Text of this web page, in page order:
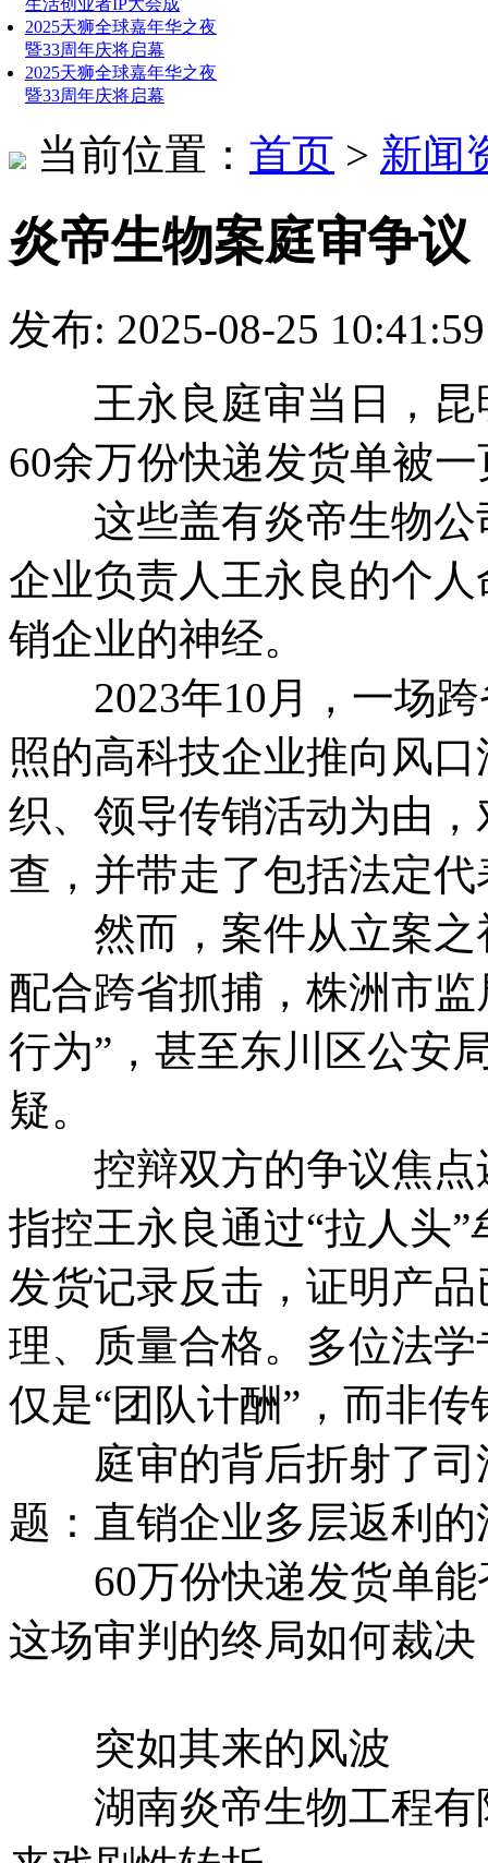
生活创业者IP大会成
2025天狮全球嘉年华之夜
暨33周年庆将启幕
2025天狮全球嘉年华之夜
暨33周年庆将启幕
当前位置： 首页 > 新闻
炎帝生物案庭审争
发布: 2025-08-25
王永良庭审当日，昆
60余万份快递发货单被
这些盖有炎帝生物公
企业负责人王永良的个
销企业的神经。
2023年10月，一场跨
照的高科技企业推向风
织、领导传销活动为由
查，并带走了包括法定
然而，案件从立案之
配合跨省抓捕，株洲市
行为”，甚至东川区公安
疑。
控辩双方的争议焦点
指控王永良通过“拉人头
发货记录反击，证明产
理、质量合格。多位法
仅是“团队计酬”，而非传
庭审的背后折射了司
题：直销企业多层返利
60万份快递发货单能
这场审判的终局如何裁
突如其来的风波
湖南炎帝生物工程有